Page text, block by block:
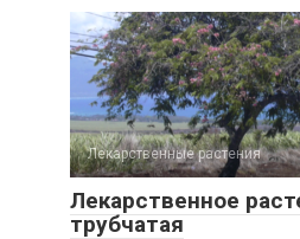
Лекарственные растения
Лекарственное
трубчатая